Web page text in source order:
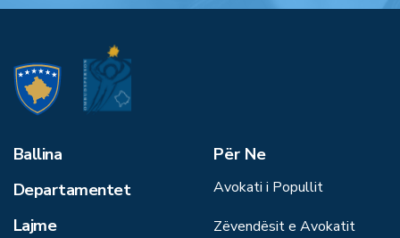
Ballina
Departamentet
Lajme
Për Ne
Avokati i Popullit
Zëvendësit e Avokatit